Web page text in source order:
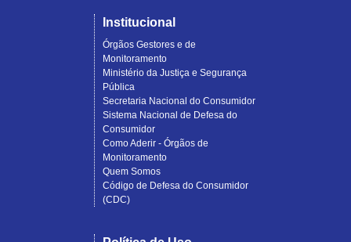
Institucional
Órgãos Gestores e de
Monitoramento
Ministério da Justiça e Segurança
Pública
Secretaria Nacional do Consumidor
Sistema Nacional de Defesa do
Consumidor
Como Aderir - Órgãos de
Monitoramento
Quem Somos
Código de Defesa do Consumidor
(CDC)